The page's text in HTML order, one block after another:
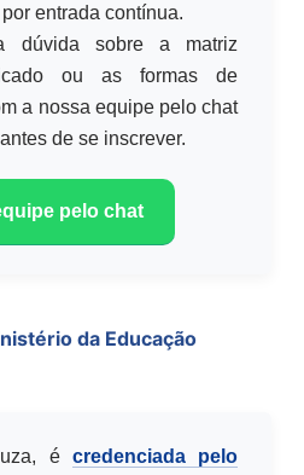
entrada contínua.
dúvida sobre a matriz
ou as formas de
a nossa equipe pelo chat
de se inscrever.
pelo chat
da Educação
é credenciada pelo